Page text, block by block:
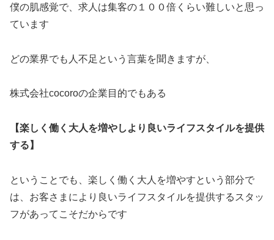
僕の肌感覚で、求人は集客の１００倍くらい難しいと思っ
ています
どの業界でも人不足という言葉を聞きますが、
株式会社cocoroの企業目的でもある
【楽しく働く大人を増やしより良いライフスタイルを提供
する】
ということでも、楽しく働く大人を増やすという部分で
は、お客さまにより良いライフスタイルを提供するスタッ
フがあってこそだからです